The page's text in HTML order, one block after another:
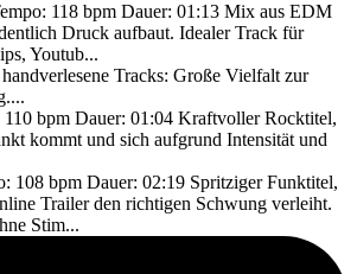
118 bpm Dauer: 01:13 Mix aus EDM
Druck aufbaut. Idealer Track für
Youtub...
Tracks: Große Vielfalt zur
110 bpm Dauer: 01:04 Kraftvoller Rocktitel,
kommt und sich aufgrund Intensität und
108 bpm Dauer: 02:19 Spritziger Funktitel,
Trailer den richtigen Schwung verleiht.
Stim...